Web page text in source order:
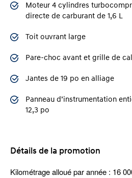
Moteur 4 cylindres
directe de carburant de 1,6 L
Toit ouvrant large
Pare-choc avant et grille de
Jantes de 19 po en alliage
Panneau d’instrumentation
12,3 po
Détails de la promotion
Kilométrage alloué par année : 16